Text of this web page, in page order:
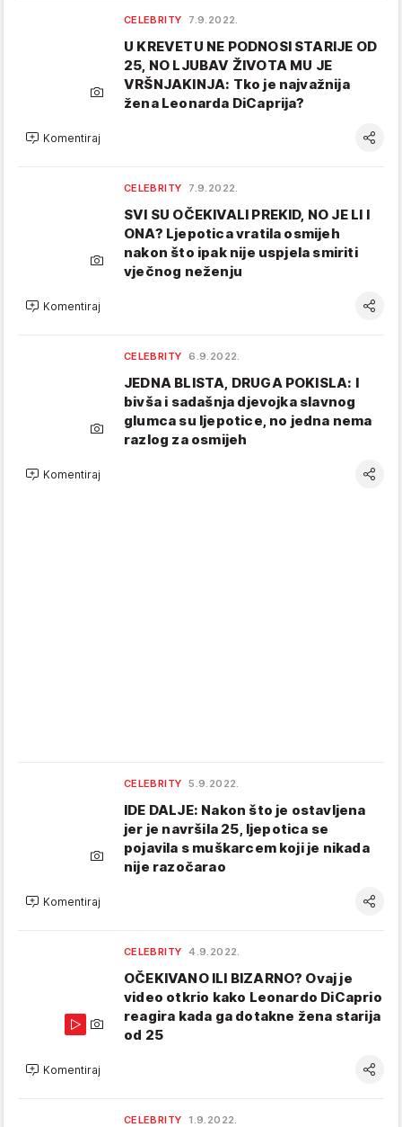
CELEBRITY 7.9.2022.
U KREVETU NE PODNOSI STARIJE OD
25, NO LJUBAV ŽIVOTA MU JE
VRŠNJAKINJA: Tko je najvažnija
žena Leonarda DiCaprija?
Komentiraj
CELEBRITY 7.9.2022.
SVI SU OČEKIVALI PREKID, NO JE LI I
ONA? Ljepotica vratila osmijeh
nakon što ipak nije uspjela smiriti
vječnog neženju
Komentiraj
CELEBRITY 6.9.2022.
JEDNA BLISTA, DRUGA POKISLA: I
bivša i sadašnja djevojka slavnog
glumca su ljepotice, no jedna nema
razlog za osmijeh
Komentiraj
CELEBRITY 5.9.2022.
IDE DALJE: Nakon što je ostavljena
jer je navršila 25, ljepotica se
pojavila s muškarcem koji je nikada
nije razočarao
Komentiraj
CELEBRITY 4.9.2022.
OČEKIVANO ILI BIZARNO? Ovaj je
video otkrio kako Leonardo DiCaprio
reagira kada ga dotakne žena starija
od 25
Komentiraj
CELEBRITY 1.9.2022.